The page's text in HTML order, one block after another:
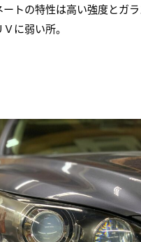
トの特性は高い強度とガラ
に弱い所。